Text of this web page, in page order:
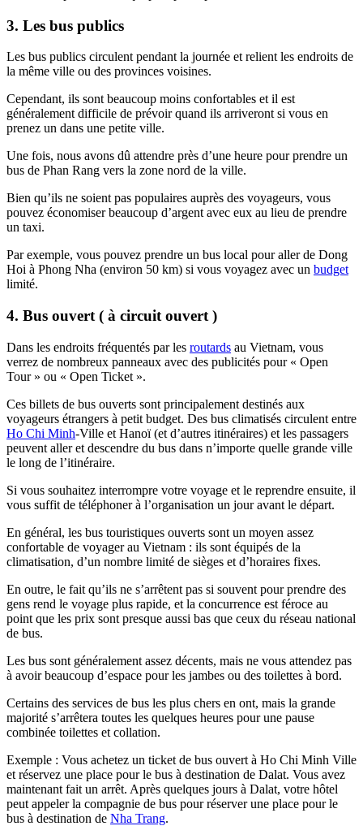
3. Les bus publics
Les bus publics circulent pendant la journée et relient les endroits de
la même ville ou des provinces voisines.
Cependant, ils sont beaucoup moins confortables et il est
généralement difficile de prévoir quand ils arriveront si vous en
prenez un dans une petite ville.
Une fois, nous avons dû attendre près d’une heure pour prendre un
bus de Phan Rang vers la zone nord de la ville.
Bien qu’ils ne soient pas populaires auprès des voyageurs, vous
pouvez économiser beaucoup d’argent avec eux au lieu de prendre
un taxi.
Par exemple, vous pouvez prendre un bus local pour aller de Dong
Hoi à Phong Nha (environ 50 km) si vous voyagez avec un budget
limité.
4. Bus ouvert ( à circuit ouvert )
Dans les endroits fréquentés par les routards au Vietnam, vous
verrez de nombreux panneaux avec des publicités pour « Open
Tour » ou « Open Ticket ».
Ces billets de bus ouverts sont principalement destinés aux
voyageurs étrangers à petit budget. Des bus climatisés circulent entre
Ho Chi Minh-Ville et Hanoï (et d’autres itinéraires) et les passagers
peuvent aller et descendre du bus dans n’importe quelle grande ville
le long de l’itinéraire.
Si vous souhaitez interrompre votre voyage et le reprendre ensuite, il
vous suffit de téléphoner à l’organisation un jour avant le départ.
En général, les bus touristiques ouverts sont un moyen assez
confortable de voyager au Vietnam : ils sont équipés de la
climatisation, d’un nombre limité de sièges et d’horaires fixes.
En outre, le fait qu’ils ne s’arrêtent pas si souvent pour prendre des
gens rend le voyage plus rapide, et la concurrence est féroce au
point que les prix sont presque aussi bas que ceux du réseau national
de bus.
Les bus sont généralement assez décents, mais ne vous attendez pas
à avoir beaucoup d’espace pour les jambes ou des toilettes à bord.
Certains des services de bus les plus chers en ont, mais la grande
majorité s’arrêtera toutes les quelques heures pour une pause
combinée toilettes et collation.
Exemple : Vous achetez un ticket de bus ouvert à Ho Chi Minh Ville
et réservez une place pour le bus à destination de Dalat. Vous avez
maintenant fait un arrêt. Après quelques jours à Dalat, votre hôtel
peut appeler la compagnie de bus pour réserver une place pour le
bus à destination de Nha Trang.